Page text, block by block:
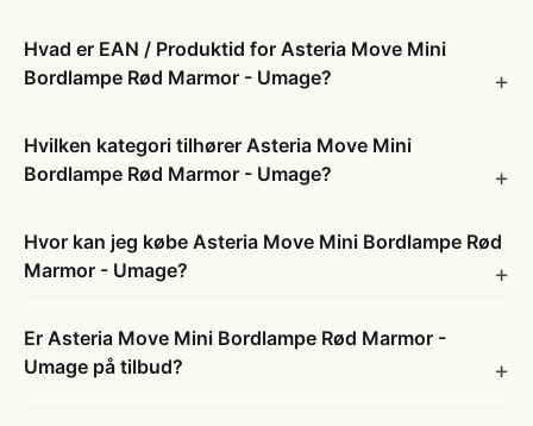
Hvad er EAN / Produktid for Asteria Move Mini
Bordlampe Rød Marmor - Umage?
Hvilken kategori tilhører Asteria Move Mini
Bordlampe Rød Marmor - Umage?
Hvor kan jeg købe Asteria Move Mini Bordlampe Rød
Marmor - Umage?
Er Asteria Move Mini Bordlampe Rød Marmor -
Umage på tilbud?